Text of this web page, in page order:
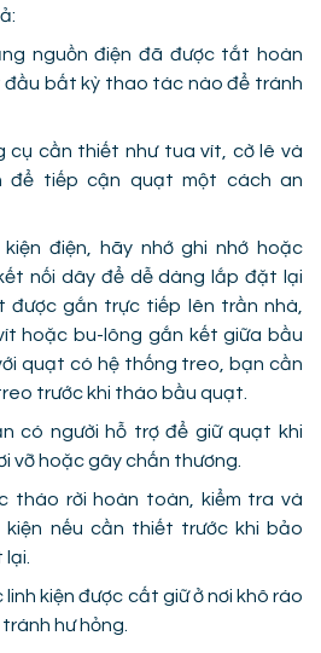
nguồn điện đã được tắt hoàn
bất kỳ thao tác nào để tránh
cụ cần thiết như tua vít, cờ lê và
để tiếp cận quạt một cách an
điện, hãy nhớ ghi nhớ hoặc
nối dây để dễ dàng lắp đặt lại
được gắn trực tiếp lên trần nhà,
hoặc bu-lông gắn kết giữa bầu
quạt có hệ thống treo, bạn cần
trước khi tháo bầu quạt.
có người hỗ trợ để giữ quạt khi
vỡ hoặc gây chấn thương.
tháo rời hoàn toàn, kiểm tra và
kiện nếu cần thiết trước khi bảo
kiện được cất giữ ở nơi khô ráo
hư hỏng.